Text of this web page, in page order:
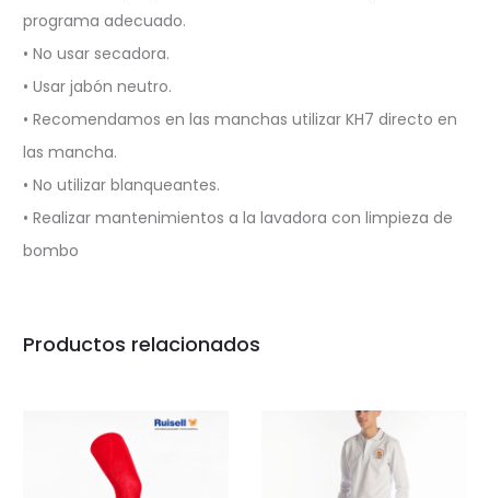
programa adecuado.
• No usar secadora.
• Usar jabón neutro.
• Recomendamos en las manchas utilizar KH7 directo en
las mancha.
• No utilizar blanqueantes.
• Realizar mantenimientos a la lavadora con limpieza de
bombo
Productos relacionados